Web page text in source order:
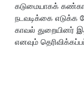
கடுமையாகக்
நடவடிக்கை எடுக்க
காவல் துறையினர்
எனவும்